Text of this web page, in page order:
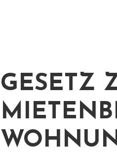
GESETZ